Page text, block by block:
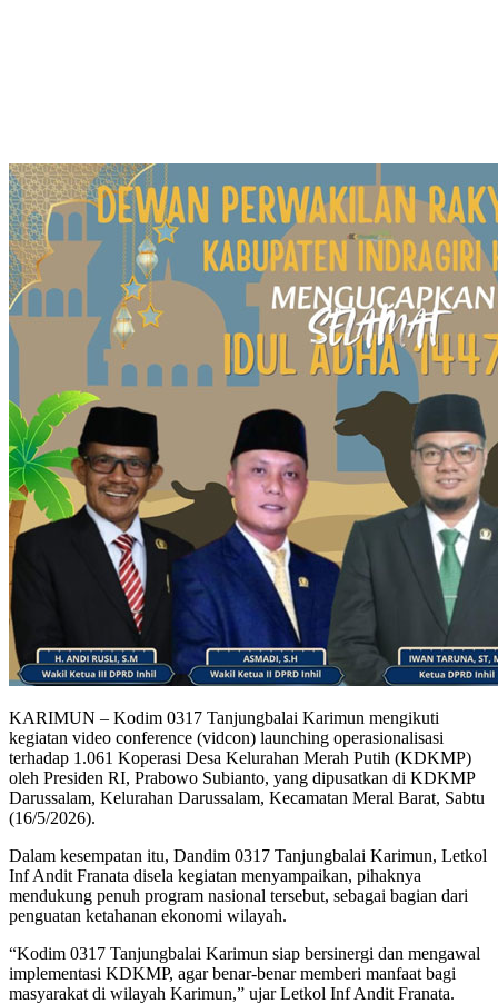
KARIMUN – Kodim 0317 Tanjungbalai Karimun mengikuti
kegiatan video conference (vidcon) launching operasionalisasi
terhadap 1.061 Koperasi Desa Kelurahan Merah Putih (KDKMP)
oleh Presiden RI, Prabowo Subianto, yang dipusatkan di KDKMP
Darussalam, Kelurahan Darussalam, Kecamatan Meral Barat, Sabtu
(16/5/2026).
Dalam kesempatan itu, Dandim 0317 Tanjungbalai Karimun, Letkol
Inf Andit Franata disela kegiatan menyampaikan, pihaknya
mendukung penuh program nasional tersebut, sebagai bagian dari
penguatan ketahanan ekonomi wilayah.
“Kodim 0317 Tanjungbalai Karimun siap bersinergi dan mengawal
implementasi KDKMP, agar benar-benar memberi manfaat bagi
masyarakat di wilayah Karimun,” ujar Letkol Inf Andit Franata.